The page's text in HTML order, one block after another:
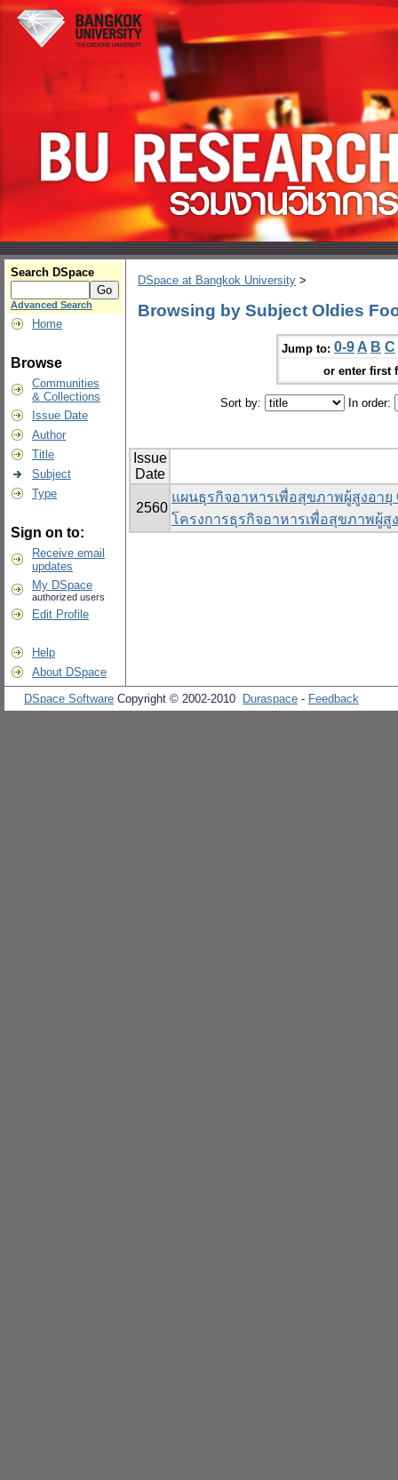
Search DSpace
Advanced Search
Home
Browse
Communities
& Collections
Issue Date
Author
Title
Subject
Type
Sign on to:
Receive email
updates
My DSpace
authorized users
Edit Profile
Help
About DSpace
DSpace at Bangkok University >
Browsing by Subject Oldies
Jump to: 0-9 A B C
or enter first
Sort by: In order:
Issue
Date
2560
แผนธุรกิจอาหารเพื่อสุขภาพผู้สูงอายุ
โครงการธุรกิจอาหารเพื่อสุขภาพผู้สู
DSpace Software Copyright © 2002-2010 Duraspace - Feedback